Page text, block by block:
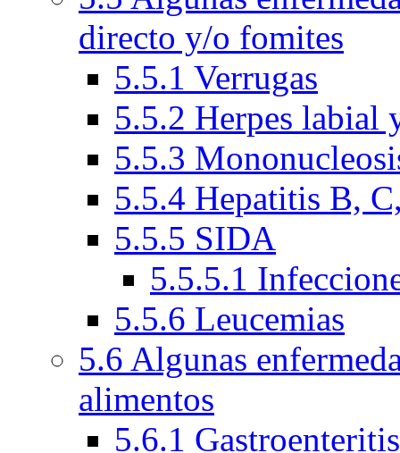
directo y/o fomites
5.5.1 Verrugas
5.5.2 Herpes labial
5.5.3
5.5.4 Hepatitis B,
5.5.5 SIDA
5.5.5.1
5.5.6 Leucemias
5.6 Algunas
alimentos
5.6.1